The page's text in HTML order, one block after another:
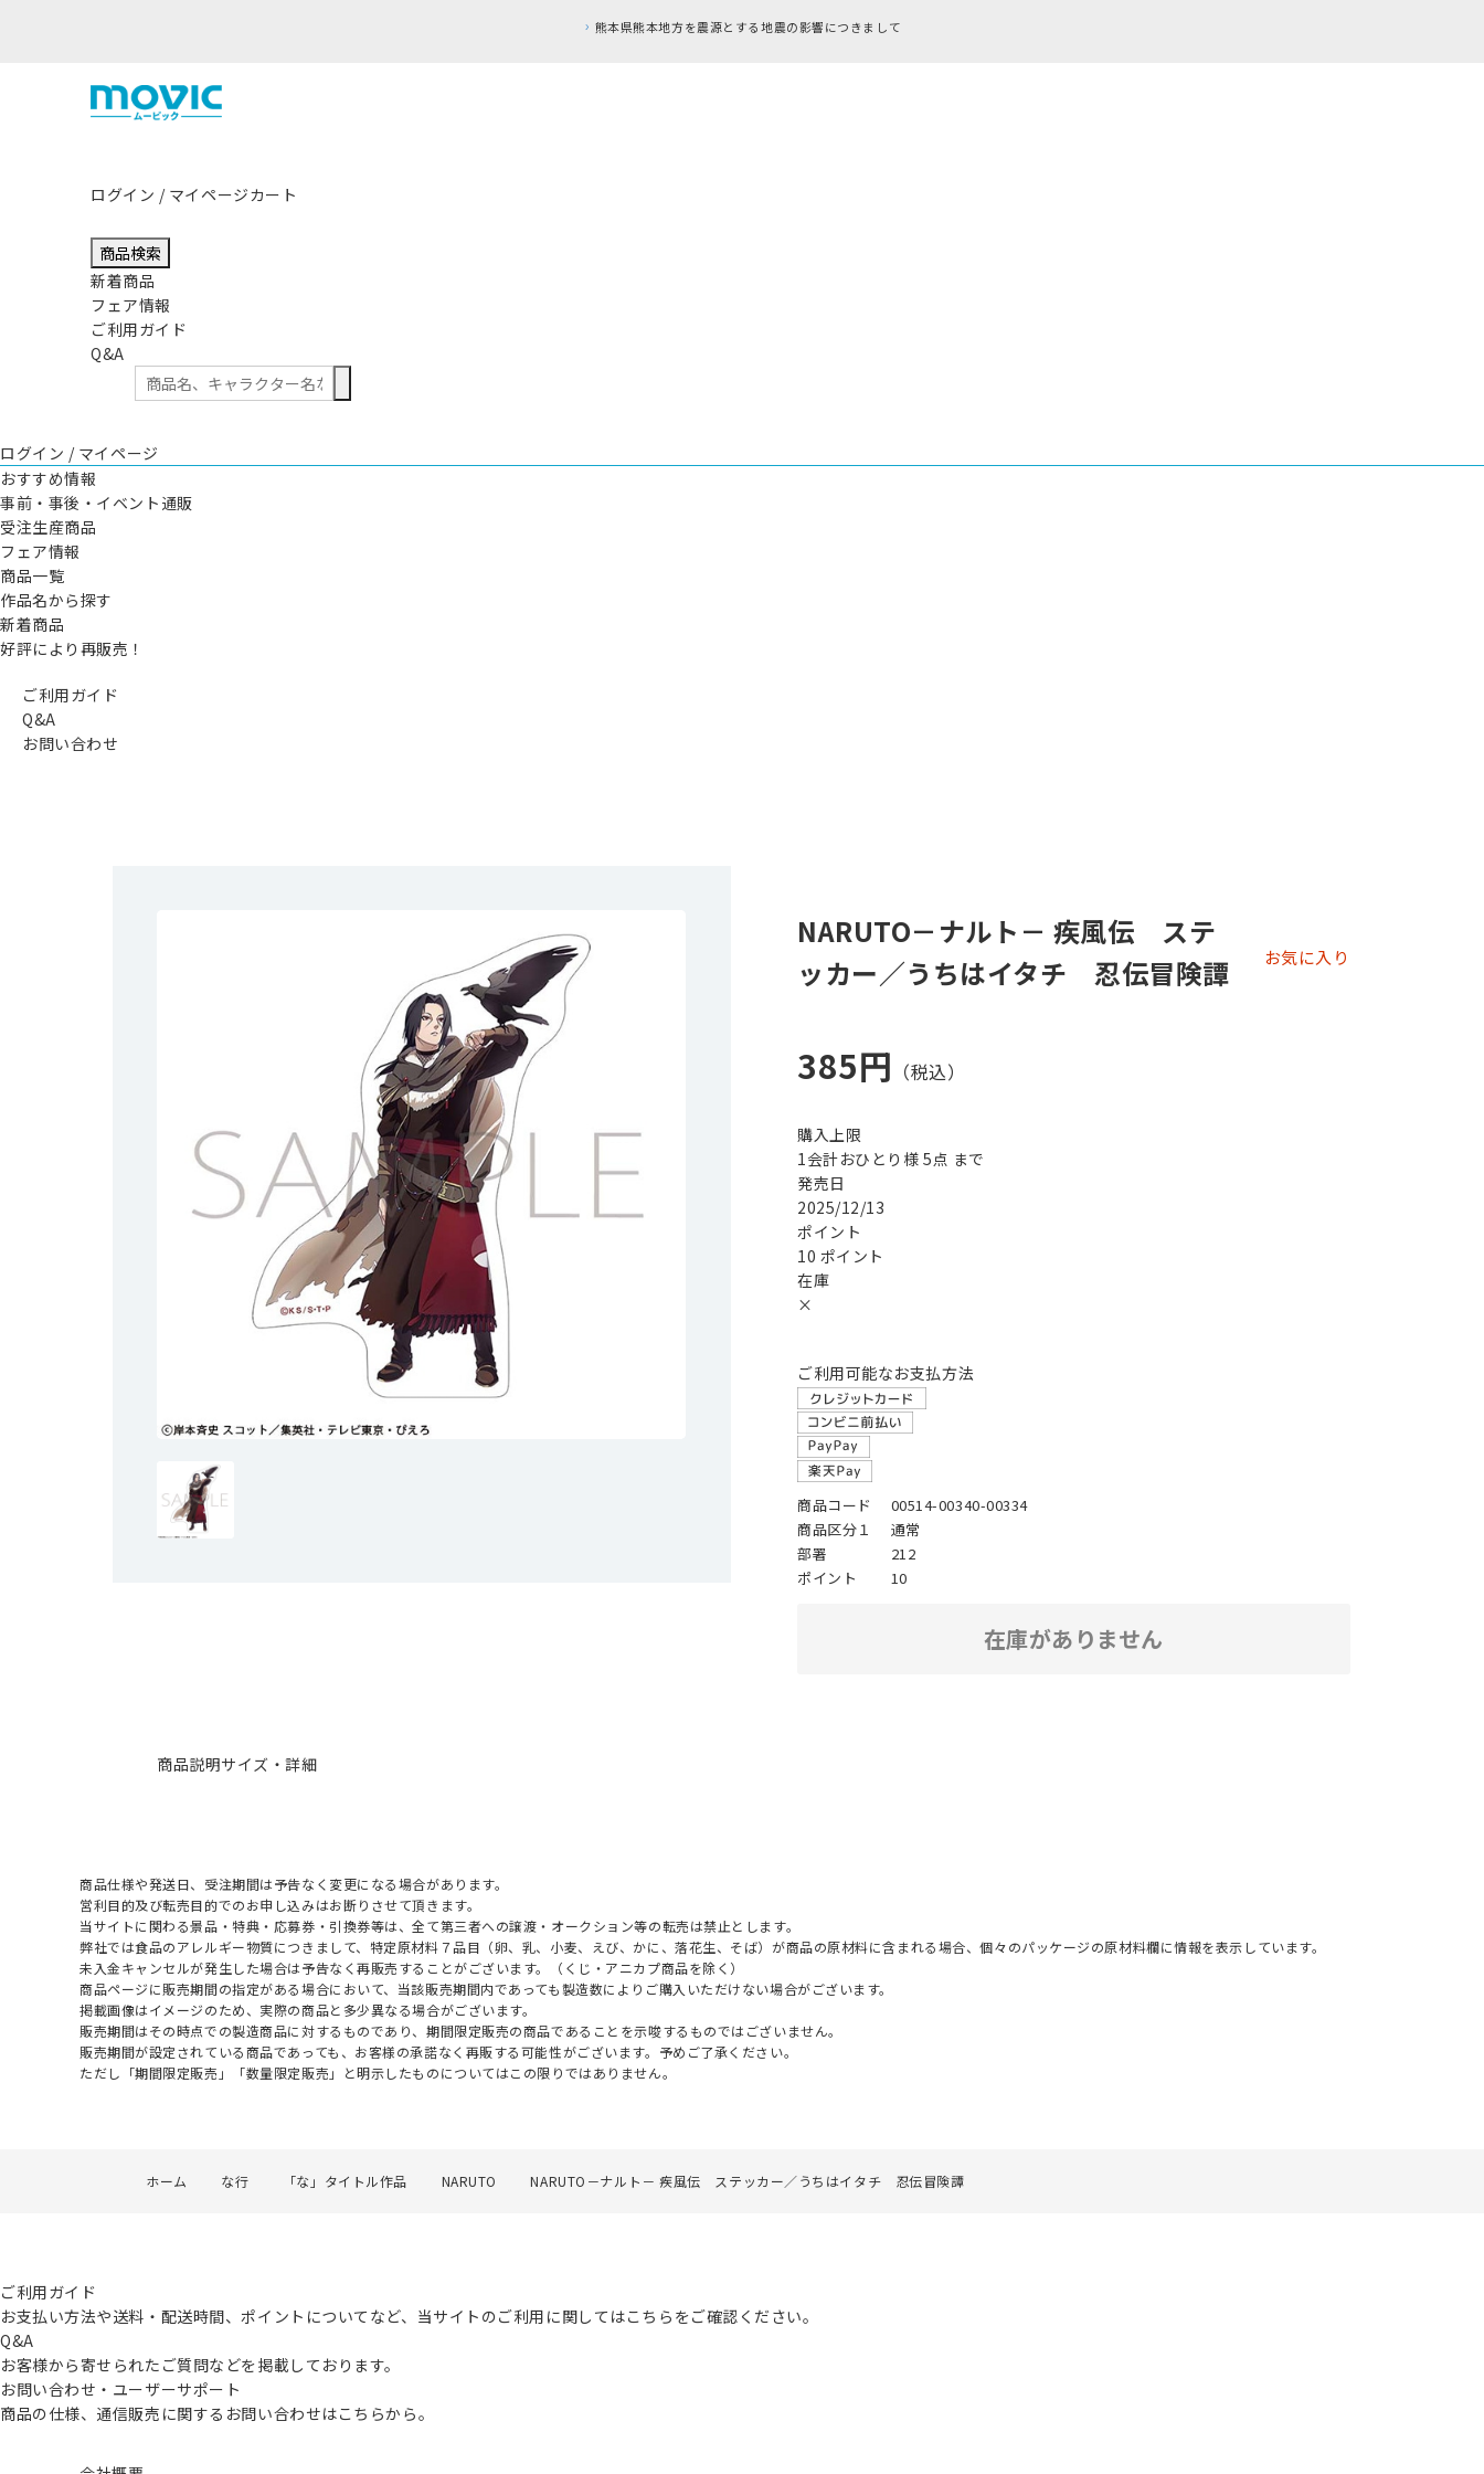
ログイン / マイページカート
商品検索
新着商品
フェア情報
ご利用ガイド
Q&A
ログイン / マイページ
おすすめ情報
事前・事後・イベント通販
受注生産商品
フェア情報
商品一覧
作品名から探す
新着商品
好評により再販売！
ご利用ガイド
Q&A
お問い合わせ
NARUTO－ナルト－ 疾風伝 ステ
ッカー／うちはイタチ 忍伝冒険譚
お気に入り
385円
購入上限
1会計おひとり様 5点 まで
発売日
2025/12/13
ポイント
10 ポイント
在庫
×
ご利用可能なお支払方法
商品コード
00514-00340-00334
商品区分１
通常
部署
212
ポイント
10
在庫がありません
商品説明サイズ・詳細
商品仕様や発送日、受注期間は予告なく変更になる場合があります。
営利目的及び転売目的でのお申し込みはお断りさせて頂きます。
当サイトに関わる景品・特典・応募券・引換券等は、全て第三者への譲渡・オークション等の転売は禁止とします。
弊社では食品のアレルギー物質につきまして、特定原材料７品目（卵、乳、小麦、えび、かに、落花生、そば）が商品の原材料に含まれる場合、個々のパッケージの原材料欄に情報を表示しています。
未入金キャンセルが発生した場合は予告なく再販売することがございます。（くじ・アニカプ商品を除く）
商品ページに販売期間の指定がある場合において、当該販売期間内であっても製造数によりご購入いただけない場合がございます。
掲載画像はイメージのため、実際の商品と多少異なる場合がございます。
販売期間はその時点での製造商品に対するものであり、期間限定販売の商品であることを示唆するものではございません。
販売期間が設定されている商品であっても、お客様の承諾なく再販する可能性がございます。予めご了承ください。
ただし「期間限定販売」「数量限定販売」と明示したものについてはこの限りではありません。
ホーム な行 「な」タイトル作品 NARUTO NARUTO－ナルト－ 疾風伝 ステッカー／うちはイタチ 忍伝冒険譚
ご利用ガイド
お支払い方法や送料・配送時間、ポイントについてなど、当サイトのご利用に関してはこちらをご確認ください。
Q&A
お客様から寄せられたご質問などを掲載しております。
お問い合わせ・ユーザーサポート
商品の仕様、通信販売に関するお問い合わせはこちらから。